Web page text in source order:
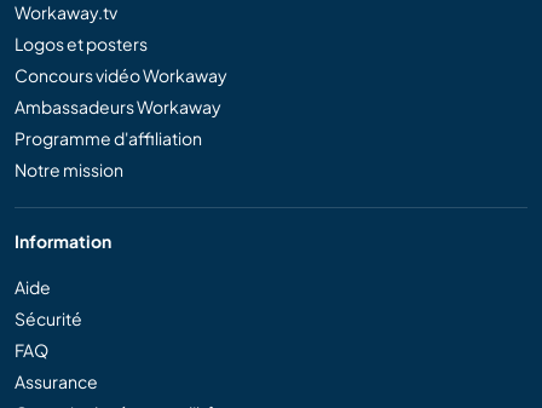
Workaway.tv
Logos et posters
Concours vidéo Workaway
Ambassadeurs Workaway
Programme d'affiliation
Notre mission
Information
Aide
Sécurité
FAQ
Assurance